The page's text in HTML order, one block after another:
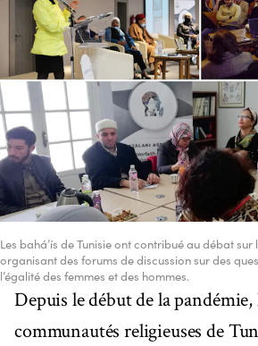
Les bahá’ís de Tunisie ont contribué au débat sur
organisant des forums de discussion sur des
l’égalité des femmes et des hommes.
Depuis le début de la pandémie,
communautés religieuses de